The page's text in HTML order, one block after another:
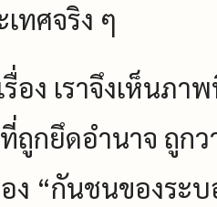
เทศจริง ๆ
รื่อง เราจึงเห็น
ถูกยึดอำนาจ ถูก
“กันชนของระ